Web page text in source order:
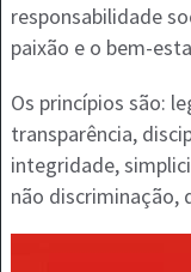
responsabilidade
paixão e o bem-
Os princípios são:
transparência,
integridade,
não discriminação,